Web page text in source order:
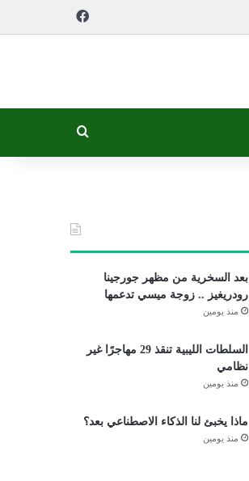
بعد السخرية من مظهر جورجينا
رودريغيز .. زوجة ميسي تدعمها
منذ يومين
السلطات الليبية تنقذ 29 مهاجرًا غير
نظامي
منذ يومين
ماذا يخبئ لنا الذكاء الاصطناعي بعد؟
منذ يومين